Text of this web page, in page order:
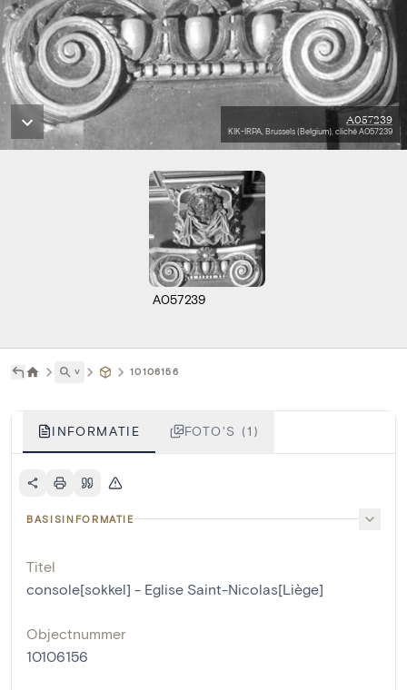
A057239
KIK-IRPA, Brussels (Belgium), cliché A057239
A057239
˅ 10106156
INFORMATIE FOTO'S (1)
BASISINFORMATIE
Titel
console[sokkel] - Eglise Saint-Nicolas[Liège]
Objectnummer
10106156